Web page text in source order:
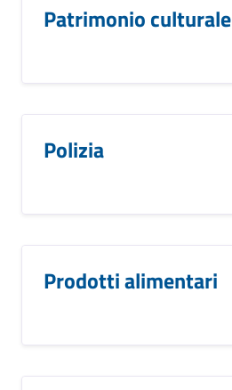
Patrimonio culturale
Polizia
Prodotti alimentari